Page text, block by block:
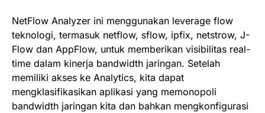
NetFlow Analyzer ini menggunakan leverage flow
teknologi, termasuk netflow, sflow, ipfix, netstrow, J-
Flow dan AppFlow, untuk memberikan visibilitas real-
time dalam kinerja bandwidth jaringan. Setelah
memiliki akses ke Analytics, kita dapat
mengklasifikasikan aplikasi yang memonopoli
bandwidth jaringan kita dan bahkan mengkonfigurasi